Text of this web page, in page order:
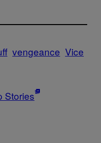
vengeance Vice
Stories